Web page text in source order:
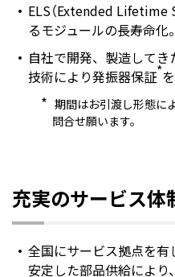
ELS（Extended Lifetime
るモジュールの長寿命化。
自社で開発、製造して
技術により発振器保証*
* 期間はお引渡し形態に
問合せ願います。
充実のサービス体
全国にサービス拠点を有
安定した部品供給によ